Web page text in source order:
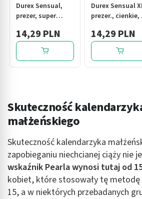
Durex Sensual,
prezer, super
14,29 PLN
Durex Sensual
prezer., cienkie,
14,29 PLN
Skuteczność
małżeńskiego
Skuteczność kalendarzyka
zapobieganiu niechcianej ciąży nie
wskaźnik Pearla wynosi tutaj od
kobiet, które stosowały tę metodę
15, a w niektórych przebadanych